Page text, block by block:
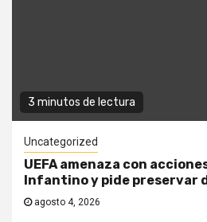
3 minutos de lectura
Uncategorized
UEFA amenaza con
Infantino y pide preservar
agosto 4, 2026